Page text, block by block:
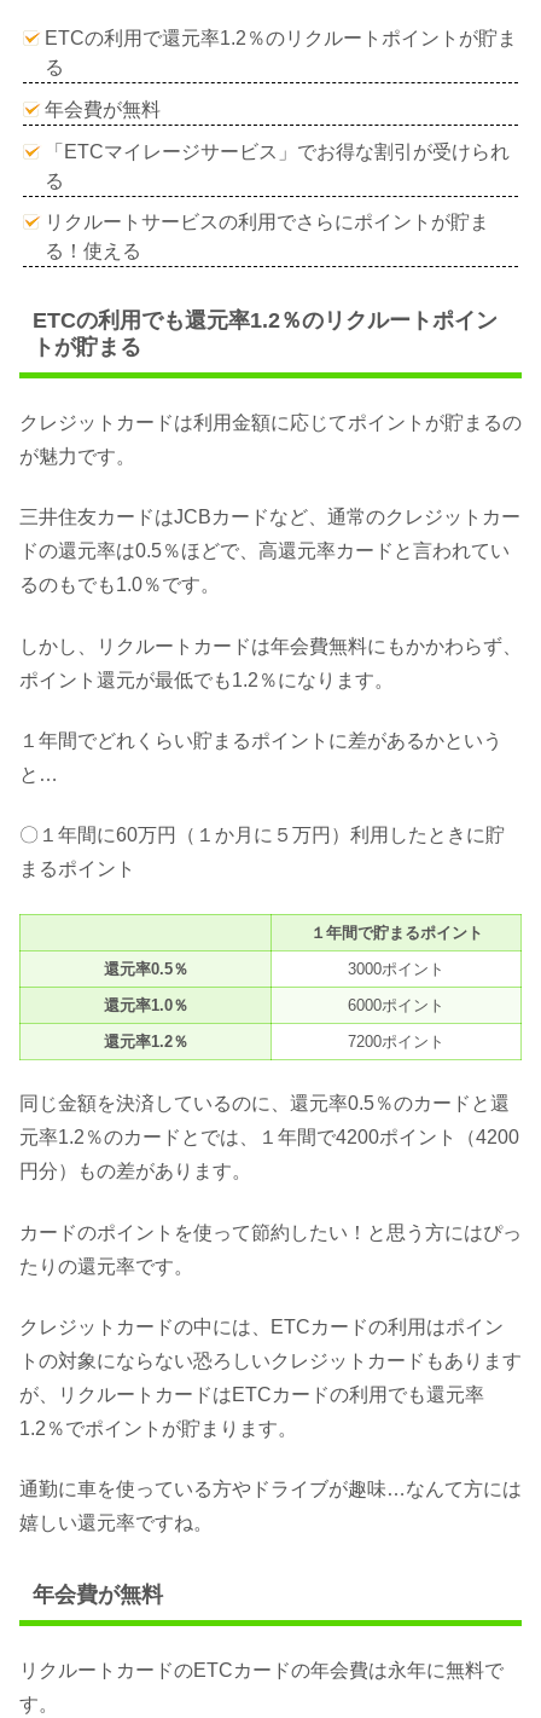
ETCの利用で還元率1.2％のリクルートポイントが貯ま
る
年会費が無料
「ETCマイレージサービス」でお得な割引が受けられ
る
リクルートサービスの利用でさらにポイントが貯ま
る！使える
ETCの利用でも還元率1.2％のリクルートポイン
トが貯まる
クレジットカードは利用金額に応じてポイントが貯まるの
が魅力です。
三井住友カードはJCBカードなど、通常のクレジットカー
ドの還元率は0.5％ほどで、高還元率カードと言われてい
るのもでも1.0％です。
しかし、リクルートカードは年会費無料にもかかわらず、
ポイント還元が最低でも1.2％になります。
１年間でどれくらい貯まるポイントに差があるかという
と…
〇１年間に60万円（１か月に５万円）利用したときに貯
まるポイント
１年間で貯まるポイント
還元率0.5％
3000ポイント
還元率1.0％
6000ポイント
還元率1.2％
7200ポイント
同じ金額を決済しているのに、還元率0.5％のカードと還
元率1.2％のカードとでは、１年間で4200ポイント（4200
円分）もの差があります。
カードのポイントを使って節約したい！と思う方にはぴっ
たりの還元率です。
クレジットカードの中には、ETCカードの利用はポイン
トの対象にならない恐ろしいクレジットカードもあります
が、リクルートカードはETCカードの利用でも還元率
1.2％でポイントが貯まります。
通勤に車を使っている方やドライブが趣味…なんて方には
嬉しい還元率ですね。
年会費が無料
リクルートカードのETCカードの年会費は永年に無料で
す。